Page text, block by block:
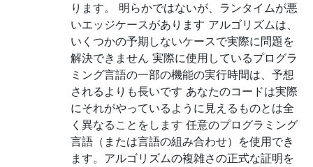
ります。 明らかではないが、ランタイムが悪
いエッジケースがあります アルゴリズムは、
いくつかの予期しないケースで実際に問題を
解決できません 実際に使用しているプログラ
ミング言語の一部の機能の実行時間は、予想
されるよりも長いです あなたのコードは実際
にそれがやっているように見えるものとは全
く異なることをします 任意のプログラミング
言語（または言語の組み合わせ）を使用でき
ます。アルゴリズムの複雑さの正式な証明を